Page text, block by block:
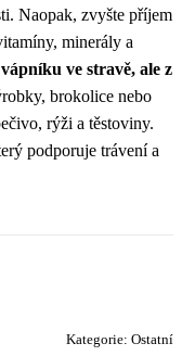
Naopak, zvyšte příjem
minerály a
ve stravě, ale z
brokolice nebo
rýži a těstoviny.
podporuje trávení a
Kategorie: Ostatní